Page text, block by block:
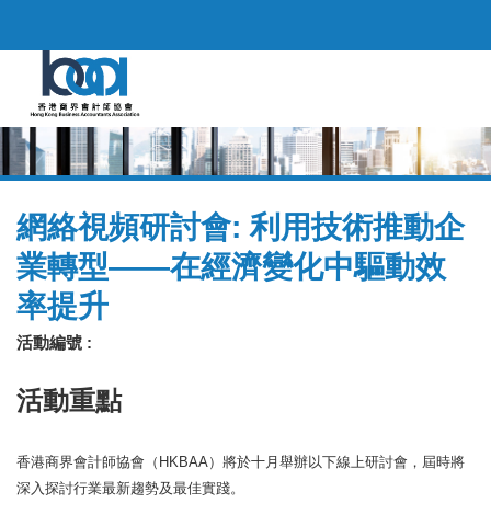
網絡視頻研討會: 利用技術推動企
業轉型——在經濟變化中驅動效
率提升
活動編號 :
活動重點
香港商界會計師協會（HKBAA）將於十月舉辦以下線上研討會，屆時將
深入探討行業最新趨勢及最佳實踐。